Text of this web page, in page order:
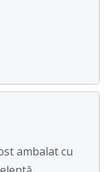
ambalat cu